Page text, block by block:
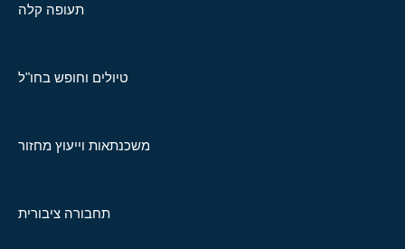
תעופה קלה
טיולים וחופש בחו"ל
משכנתאות וייעוץ מחזור
תחבורה ציבורית